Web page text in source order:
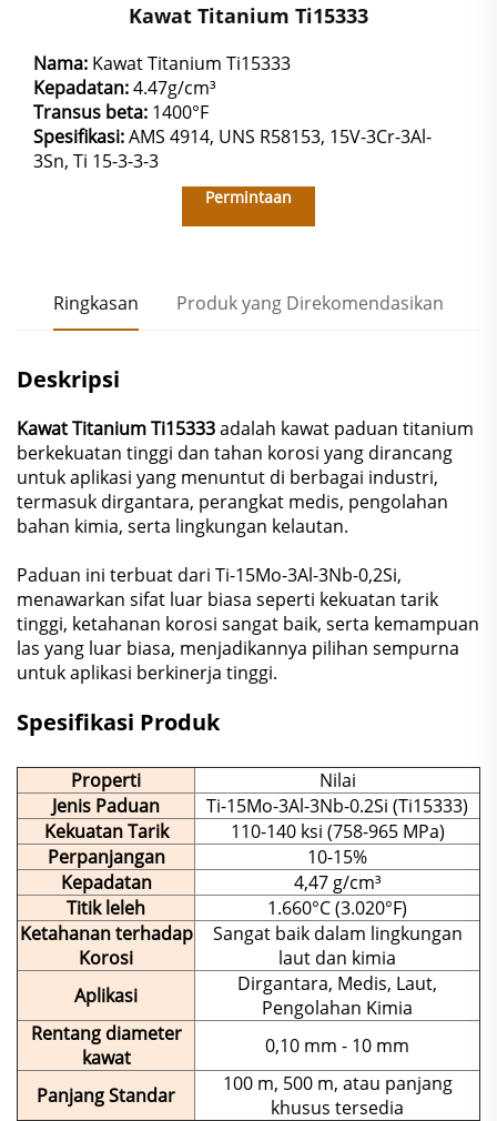
Kawat Titanium Ti15333
Nama: Kawat Titanium Ti15333
Kepadatan:4.47g/cm³
Transus beta: 1400°F
Spesifikasi:AMS 4914, UNS R58153, 15V-3Cr-3Al-
3Sn, Ti 15-3-3-3
Permintaan
Ringkasan Produk yang Direkomendasikan
Deskripsi
Kawat Titanium Ti15333adalah kawat paduan titanium
berkekuatan tinggi dan tahan korosi yang dirancang
untuk aplikasi yang menuntut di berbagai industri,
termasuk dirgantara, perangkat medis, pengolahan
bahan kimia, serta lingkungan kelautan.
Paduan ini terbuat dari Ti-15Mo-3Al-3Nb-0,2Si,
menawarkan sifat luar biasa seperti kekuatan tarik
tinggi, ketahanan korosi sangat baik, serta kemampuan
las yang luar biasa, menjadikannya pilihan sempurna
untuk aplikasi berkinerja tinggi.
Spesifikasi Produk
Properti
Nilai
Jenis Paduan
Ti-15Mo-3Al-3Nb-0.2Si (Ti15333)
Kekuatan Tarik
110-140 ksi (758-965 MPa)
Perpanjangan
10-15%
Kepadatan
4,47 g/cm³
Titik leleh
1.660°C (3.020°F)
Ketahanan terhadap
Korosi
Sangat baik dalam lingkungan
laut dan kimia
Aplikasi
Dirgantara, Medis, Laut,
Pengolahan Kimia
Rentang diameter
kawat
0,10 mm - 10 mm
Panjang Standar
100 m, 500 m, atau panjang
khusus tersedia